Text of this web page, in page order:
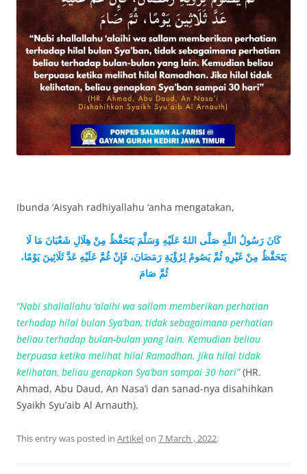
Ibunda ‘Aisyah radhiyallahu ‘anha mengatakan,
كَانَ رَسُولُ اللَّهِ صَلَّى اللهُ عَلَيْهِ وَسَلَّمَ يَتَحَفَّظُ مِنْ هِلَالِ شَعْبَانَ مَا لَا
يَتَحَفَّظُ مِنْ غَيْرِهِ ثُمَّ يَصُومُ لِرُؤْيَةِ رَمَضَانَ، فَإِنْ غُمَّ عَلَيْهِ عَدَّ ثَلَاثِينَ يَوْمًا،
ثُمَّ صَامَ
“Nabi shallallahu ‘alaihi wa sallam memberikan perhatian
terhadap hilal bulan Sya’ban, tidak sebagaimana perhatian
beliau terhadap bulan-bulan yang lain. Kemudian beliau
berpuasa ketika melihat hilal Ramadhan. Jika hilal tidak
kelihatan, beliau genapkan Sya’ban sampai 30 hari”(HR.
Ahmad, Abu Daud, An Nasa’i dan sanad-nya disahihkan
Syaikh Syu’aib Al Arnauth).
This entry was posted in Artikelon 7 March , 2022.